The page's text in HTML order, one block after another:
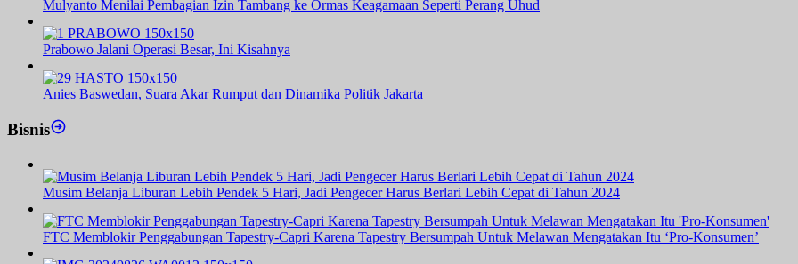
Mulyanto Menilai Pembagian Izin Tambang ke Ormas Keagamaan Seperti Perang Uhud
Prabowo Jalani Operasi Besar, Ini Kisahnya
Anies Baswedan, Suara Akar Rumput dan Dinamika Politik Jakarta
Bisnis
Musim Belanja Liburan Lebih Pendek 5 Hari, Jadi Pengecer Harus Berlari Lebih Cepat di Tahun 2024
FTC Memblokir Penggabungan Tapestry-Capri Karena Tapestry Bersumpah Untuk Melawan Mengatakan Itu ‘Pro-Konsumen’